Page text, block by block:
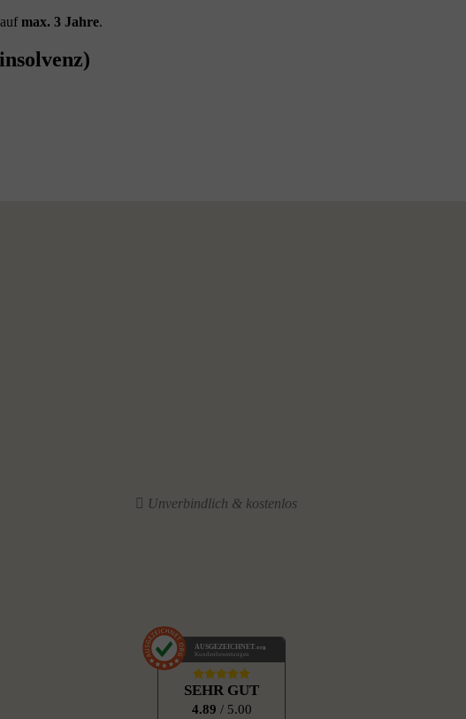
max. 3 Jahre.
Unverbindlich & kostenlos
AUSGEZEICHNET .org
Kundenbewertungen
SEHR GUT
4.89 / 5.00